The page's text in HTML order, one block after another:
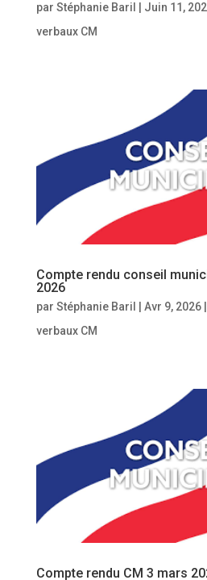
par Stéphanie Baril Juin 11,
verbaux CM
Compte rendu conseil
2026
par Stéphanie Baril Avr 9, 2026|
verbaux CM
Compte rendu CM 3 mars